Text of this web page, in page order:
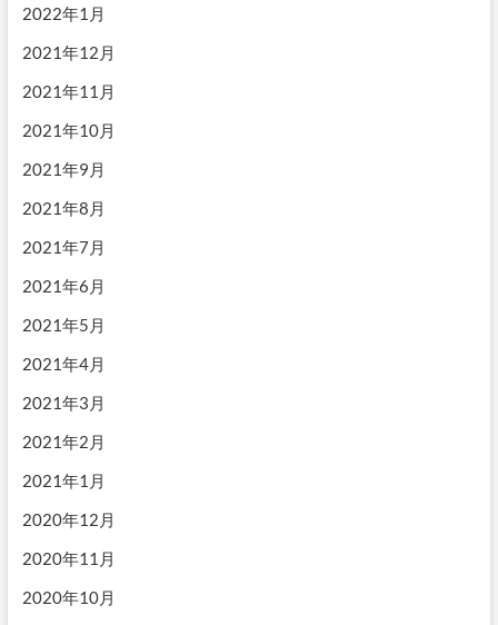
2022年1月
2021年12月
2021年11月
2021年10月
2021年9月
2021年8月
2021年7月
2021年6月
2021年5月
2021年4月
2021年3月
2021年2月
2021年1月
2020年12月
2020年11月
2020年10月